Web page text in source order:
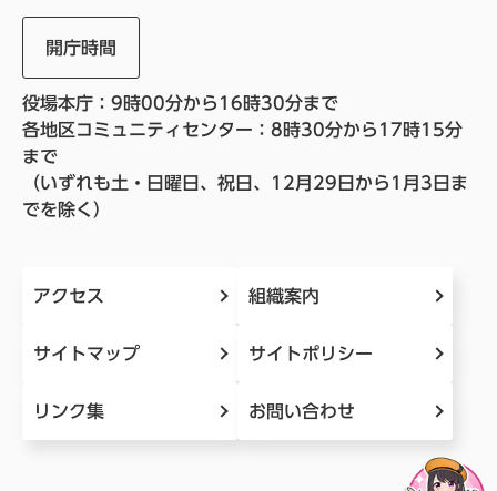
開庁時間
役場本庁：9時00分から16時30分まで
各地区コミュニティセンター：8時30分から17時15分
まで
（いずれも土・日曜日、祝日、12月29日から1月3日ま
でを除く）
アクセス 組織案内
サイトマップ サイトポリシー
リンク集 お問い合わせ